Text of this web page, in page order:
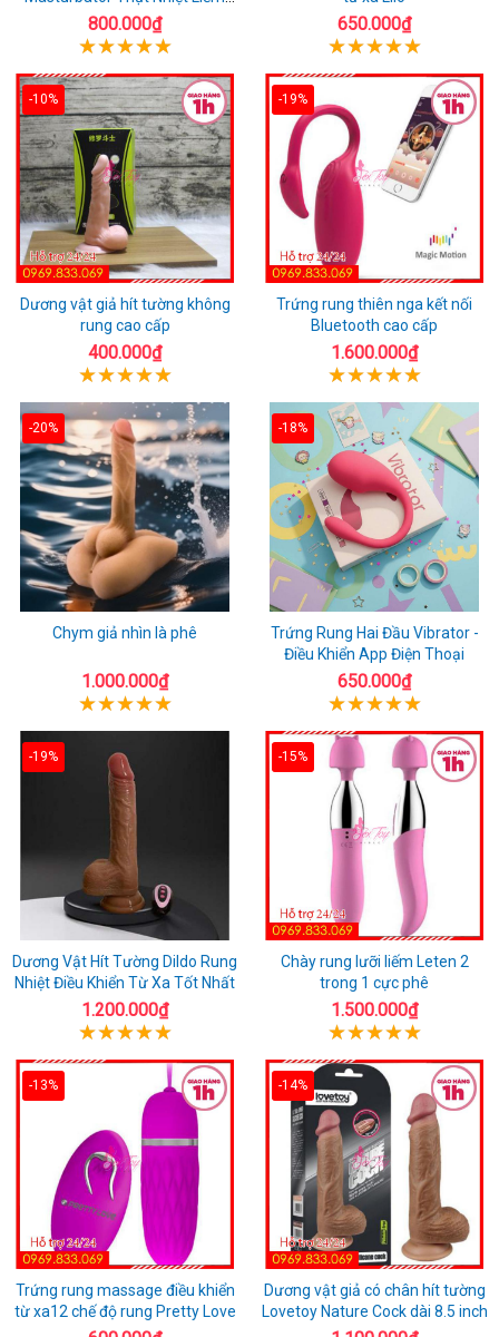
Rung
800.000₫ 650.000₫
-10%
Dương vật giả hít tường không
rung cao cấp
400.000₫
-19%
Trứng rung thiên nga kết nối
Bluetooth cao cấp
1.600.000₫
-20%
Chym giả nhìn là phê
1.000.000₫
-18%
Trứng Rung Hai Đầu Vibrator -
Điều Khiển App Điện Thoại
650.000₫
-19%
Dương Vật Hít Tường Dildo Rung
Nhiệt Điều Khiển Từ Xa Tốt Nhất
1.200.000₫
-15%
Chày rung lưỡi liếm Leten 2
trong 1 cực phê
1.500.000₫
-13%
Trứng rung massage điều khiển
từ xa12 chế độ rung Pretty Love
-14%
Dương vật giả có chân hít tường
Lovetoy Nature Cock dài 8.5 inch